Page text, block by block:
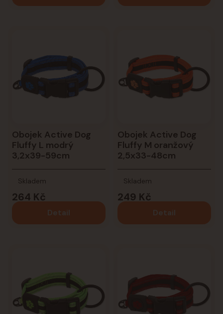
Obojek Active Dog
Fluffy L modrý
3,2x39-59cm
264 Kč
Skladem
Detail
Obojek Active Dog
Fluffy M oranžový
2,5x33-48cm
249 Kč
Skladem
Detail